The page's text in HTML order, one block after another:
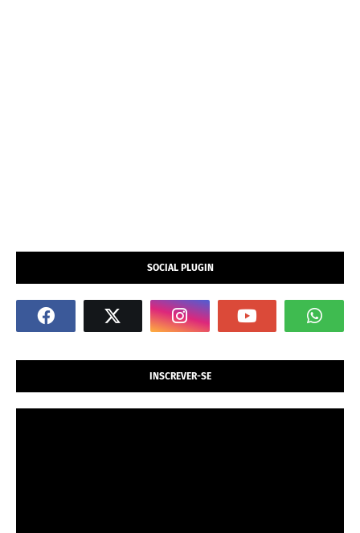
SOCIAL PLUGIN
INSCREVER-SE